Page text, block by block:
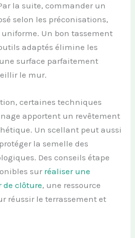
la suite, commander un
selon les préconisations,
Un bon tassement
adaptés élimine les
surface parfaitement
le mur.
certaines techniques
apportent un revêtement
Un scellant peut aussi
la semelle des
Des conseils étape
sur réaliser une
de clôture, une ressource
réussir le terrassement et